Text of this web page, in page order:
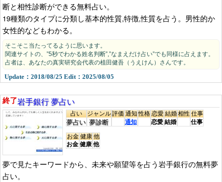
断と相性診断ができる無料占い。
19種類のタイプに分類し基本的性質,特徴,性質を占う。男性的か
女性的などもわかる。
そこそこ当たってるように思います。
関連サイトの、”5秒でわかる姓名判断”,”なまえだけ占い”でも同様に占えます。
占者は、あなたの真実研究会代表の植田健吾（うえけん）さんです。
Update：2018/08/25 Edit：2025/08/05
終了岩手銀行 夢占い
占い
夢占い
ジャンル
夢診断
評価通知
通知
性格恋愛
恋愛
結婚
結婚
相性仕事
仕事
お金
お金
健康
健康
他
他
夢で見たキーワードから、未来や願望等を占う岩手銀行の無料夢
占い。